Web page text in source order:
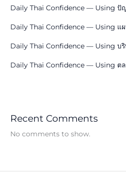
Daily Thai Confidence — Using ปั
Daily Thai Confidence — Using แ
Daily Thai Confidence — Using บ
Daily Thai Confidence — Using ต
Recent Comments
No comments to show.